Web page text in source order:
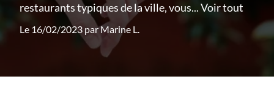
restaurants typiques de la ville, vous...Voir tout
Le 16/02/2023 parMarine L.